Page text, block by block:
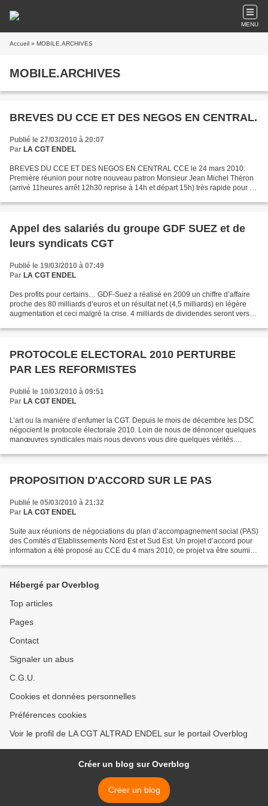
MENU
Accueil » MOBILE.ARCHIVES
MOBILE.ARCHIVES
BREVES DU CCE ET DES NEGOS EN CENTRAL.
Publié le 27/03/2010 à 20:07
Par LA CGT ENDEL
BREVES DU CCE ET DES NEGOS EN CENTRAL CCE le 24 mars 2010:
Première réunion pour notre nouveau patron Monsieur Jean Michel Théron
(arrivé 11heures arrêt 12h30 reprise à 14h et départ 15h) très rapide pour un
Appel des salariés du groupe GDF SUEZ et de
leurs syndicats CGT
Publié le 19/03/2010 à 07:49
Par LA CGT ENDEL
Des profits pour certains… GDF-Suez a réalisé en 2009 un chiffre d’affaire
proche des 80 milliards d’euros et un résultat net (4,5 milliards) en légère
augmentation et ceci malgré la crise. 4 milliards de dividendes seront versés
PROTOCOLE ELECTORAL 2010 PERTURBE
PAR LES REFORMISTES
Publié le 10/03/2010 à 09:51
Par LA CGT ENDEL
L’art ou la manière d’enfumer la CGT. Depuis le mois de décembre les DSC
négocient le protocole électorale 2010. Loin de nous de dénoncer quelques
manœuvres syndicales mais nous devons vous dire quelques vérités.
PROPOSITION D'ACCORD SUR LE PAS
Publié le 05/03/2010 à 21:32
Par LA CGT ENDEL
Suite aux réunions de négociations du plan d’accompagnement social (PAS)
des Comités d’Etablissements Nord Est et Sud Est. Un projet d’accord pour
information a été proposé au CCE du 4 mars 2010, ce projet va être soumis
Hébergé par Overblog
Top articles
Pages
Contact
Signaler un abus
C.G.U.
Cookies et données personnelles
Préférences cookies
Voir le profil de LA CGT ALTRAD ENDEL sur le portail Overblog
Créer un blog sur Overblog
Créer un blog